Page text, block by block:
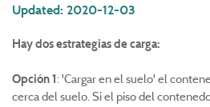
Updated: 2020-12-03
Hay dos estrategias de carga:
Opción 1: 'Cargar en el suelo' el
cerca del suelo. Si el piso del